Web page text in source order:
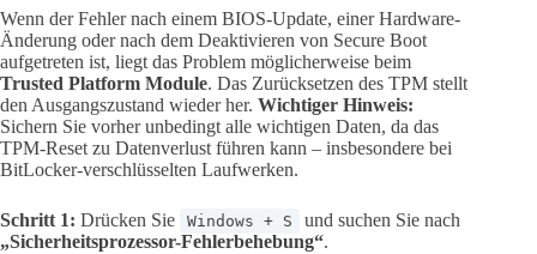
Wenn der Fehler nach einem BIOS-Update, einer Hardware-
Änderung oder nach dem Deaktivieren von Secure Boot
aufgetreten ist, liegt das Problem möglicherweise beim
Trusted Platform Module. Das Zurücksetzen des TPM stellt
den Ausgangszustand wieder her. Wichtiger Hinweis:
Sichern Sie vorher unbedingt alle wichtigen Daten, da das
TPM-Reset zu Datenverlust führen kann – insbesondere bei
BitLocker-verschlüsselten Laufwerken.
Schritt 1: Drücken Sie Windows + S
und suchen Sie nach
„Sicherheitsprozessor-Fehlerbehebung“.